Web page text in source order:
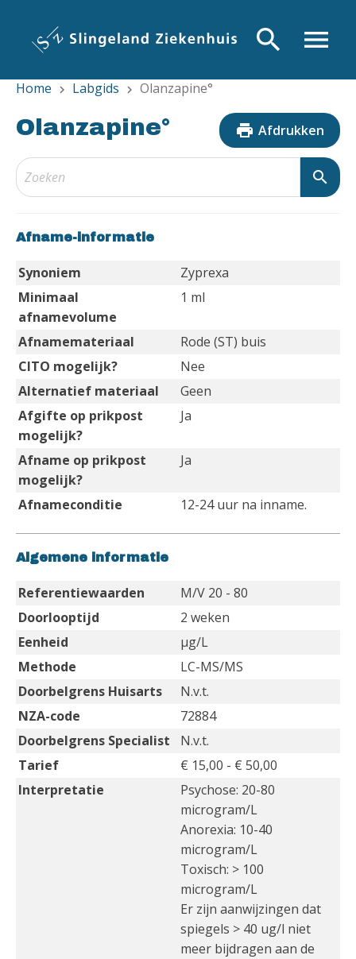
inhoud
menu
search
Home chevron_right Labgids chevron_right Olanzapine°
Olanzapine° print Afdrukken
search
Afname-informatie
Synoniem
Zyprexa
Minimaal
afnamevolume
1 ml
Afnamemateriaal
Rode (ST) buis
CITO mogelijk?
Nee
Alternatief materiaal
Geen
Afgifte op prikpost
mogelijk?
Ja
Afname op prikpost
mogelijk?
Ja
Afnameconditie 12-24 uur na inname.
Algemene informatie
Referentiewaarden
M/V 20 - 80
Doorlooptijd
2 weken
Eenheid
µg/L
Methode
LC-MS/MS
Doorbelgrens Huisarts
N.v.t.
NZA-code
72884
Doorbelgrens Specialist
N.v.t.
Tarief
€ 15,00 - € 50,00
Interpretatie
Psychose: 20-80
microgram/L
Anorexia: 10-40
microgram/L
Toxisch: > 100
microgram/L
Er zijn aanwijzingen dat
spiegels > 40 ug/l niet
meer bijdragen aan de